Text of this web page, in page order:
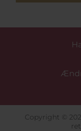
Copyright ©